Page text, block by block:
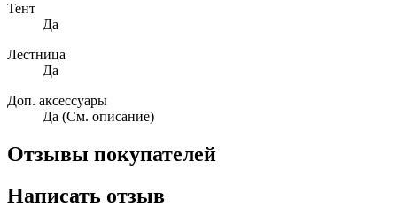
Тент
Да
Лестница
Да
Доп. аксессуары
Да (См. описание)
Отзывы покупателей
Написать отзыв